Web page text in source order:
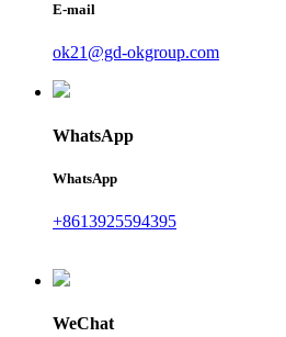
E-mail
ok21@gd-okgroup.com
WhatsApp
WhatsApp
+8613925594395
WeChat